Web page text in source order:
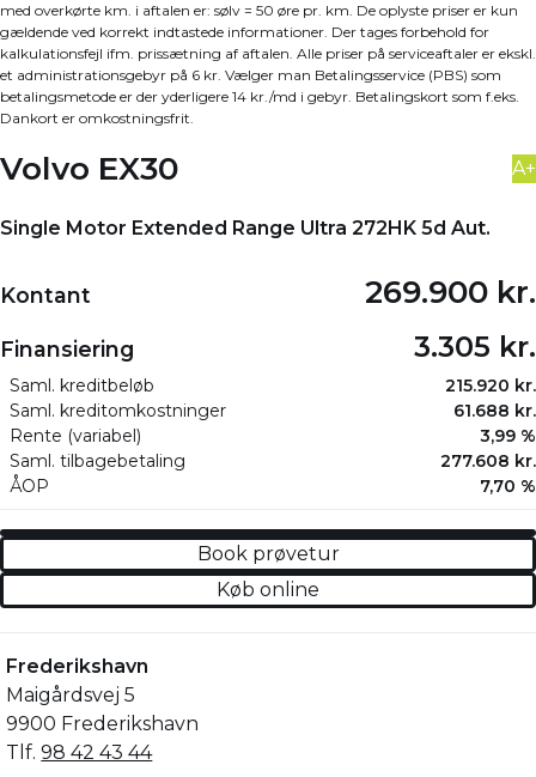
med overkørte km. i aftalen er: sølv = 50 øre pr. km. De oplyste priser er kun
gældende ved korrekt indtastede informationer. Der tages forbehold for
kalkulationsfejl ifm. prissætning af aftalen. Alle priser på serviceaftaler er ekskl.
et administrationsgebyr på 6 kr. Vælger man Betalingsservice (PBS) som
betalingsmetode er der yderligere 14 kr./md i gebyr. Betalingskort som f.eks.
Dankort er omkostningsfrit.
Volvo EX30
Single Motor Extended Range Ultra 272HK 5d Aut.
A+
Kontant 269.900 kr.
Finansiering 3.305 kr.
Saml. kreditbeløb
215.920 kr.
Saml. kreditomkostninger
61.688 kr.
Rente (variabel)
3,99 %
Saml. tilbagebetaling
277.608 kr.
ÅOP
7,70 %
Book prøvetur
Køb online
Frederikshavn
Maigårdsvej 5
9900 Frederikshavn
Tlf.98 42 43 44